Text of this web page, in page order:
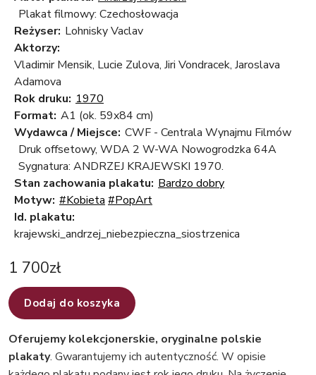
Plakat filmowy: Czechosłowacja
Reżyser: Lohnisky Vaclav
Aktorzy:
Vladimir Mensik, Lucie Zulova, Jiri Vondracek, Jaroslava
Adamova
Rok druku: 1970
Format: A1 (ok. 59x84 cm)
Wydawca / Miejsce: CWF - Centrala Wynajmu Filmów
Druk offsetowy, WDA 2 W-WA Nowogrodzka 64A
Sygnatura: ANDRZEJ KRAJEWSKI 1970.
Stan zachowania plakatu: Bardzo dobry
Motyw: #Kobieta #PopArt
Id. plakatu:
krajewski_andrzej_niebezpieczna_siostrzenica
1 700zł
Dodaj do koszyka
Oferujemy kolekcjonerskie, oryginalne polskie
plakaty. Gwarantujemy ich autentyczność. W opisie